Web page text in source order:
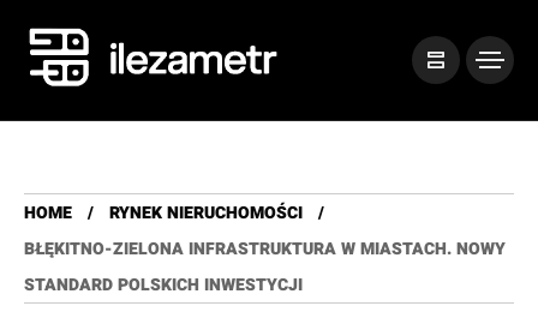
HOME
RYNEK NIERUCHOMOŚCI
BŁĘKITNO-ZIELONA INFRASTRUKTURA W MIASTACH. NOWY
STANDARD POLSKICH INWESTYCJI